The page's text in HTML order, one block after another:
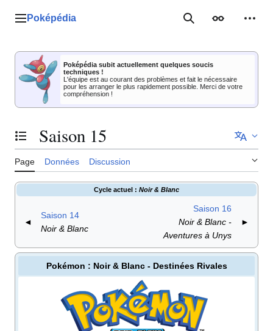
Menu principal
Poképédia RechercherApparence
Poképédia subit actuellement quelques soucis
techniques !
L'équipe est au courant des problèmes et fait le nécessaire
pour les arranger le plus rapidement possible. Merci de votre
compréhension !
Basculer la table des matières
Saison 15
Page Données Discussion
Cycle actuel : Noir & Blanc
◄
Saison 14
Noir & Blanc
Saison 16
Noir & Blanc -
Aventures à Unys
►
Pokémon : Noir & Blanc - Destinées Rivales